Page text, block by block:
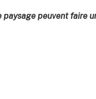
paysage peuvent faire